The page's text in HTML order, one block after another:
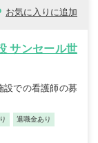
お気に入りに追加
サンセール世
での看護師の募
退職金あり